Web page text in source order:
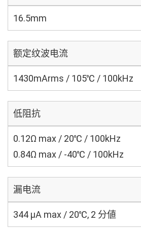
16.5mm
额定纹波电流
1430mArms / 105℃ / 100kHz
低阻抗
0.12Ω max / 20℃ / 100kHz
0.84Ω max / -40℃ / 100kHz
漏电流
344 μA max / 20℃, 2 分値